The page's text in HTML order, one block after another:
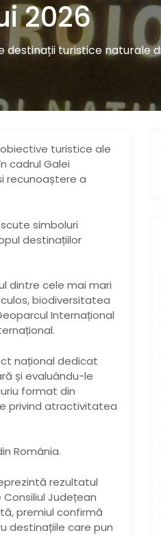
2026
turistice naturale
turistice ale
cadrul Galei
recunoaștere a
simboluri
destinațiilor
dintre cele mai mari
biodiversitatea
Internațional
național dedicat
și evaluându-le
format din
privind atractivitatea
România.
rezultatul
Județean
premiul confirmă
destinațiile care pun